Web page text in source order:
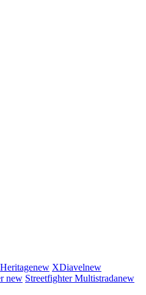
Heritagenew XDiavelnew
new StreetfighterMultistradanew